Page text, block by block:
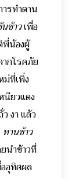
รทำตาน
ข้าวเพื่อ
พี่น้องผู้
กโรคภัย
ม่ที่เพิ่ง
นียวแดง
งา แล้ว
ทานข้าว
นำข้าวที่
อุทิศผล